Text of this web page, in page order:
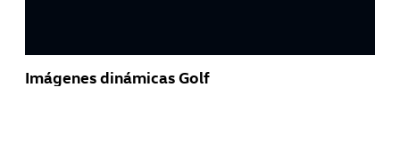
Imágenes dinámicas Golf